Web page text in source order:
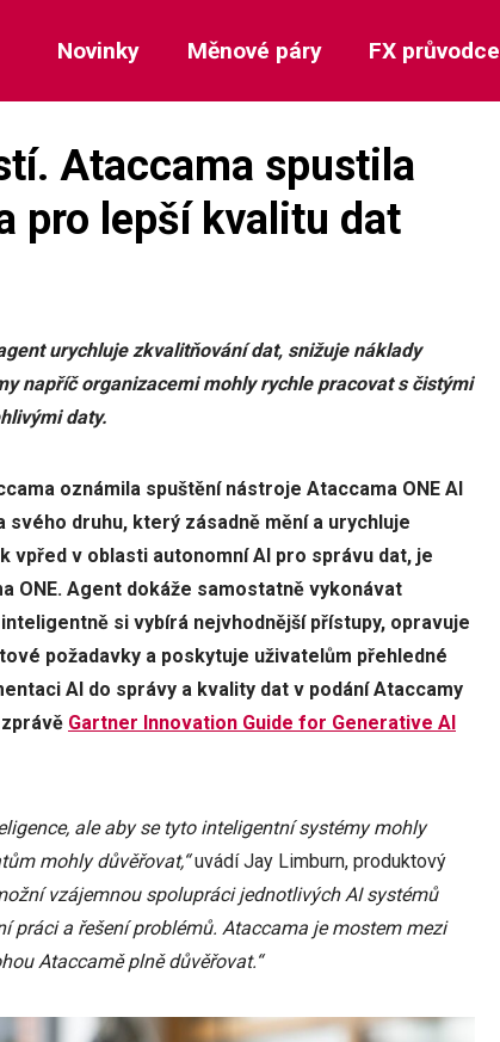
Novinky Měnové páry FX průvodce
Ataccama spustila
pro lepší kvalitu dat
urychluje zkvalitňování dat, snižuje náklady
napříč organizacemi mohly rychle pracovat s čistými
daty.
oznámila spuštění nástroje Ataccama ONE AI
druhu, který zásadně mění a urychluje
v oblasti autonomní AI pro správu dat, je
ONE. Agent dokáže samostatně vykonávat
si vybírá nejvhodnější přístupy, opravuje
požadavky a poskytuje uživatelům přehledné
AI do správy a kvality dat v podání Ataccamy
Gartner Innovation Guide for Generative AI
ale aby se tyto inteligentní systémy mohly
mohly důvěřovat,“uvádí Jay Limburn, produktový
vzájemnou spolupráci jednotlivých AI systémů
práci a řešení problémů. Ataccama je mostem mezi
Ataccamě plně důvěřovat.“